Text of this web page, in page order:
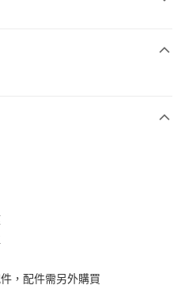
大用戶可立即使用無須另外申請。
，配件需另外購買